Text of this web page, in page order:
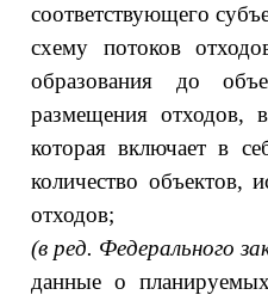
соответствующего
схему потоков
образования до
размещения отходов,
которая включает в
количество объектов,
отходов;
(в ред. Федерального
данные о планируемых